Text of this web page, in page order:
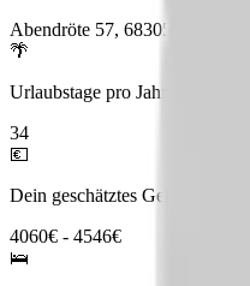
Abendröte 57, 68305 Mannheim
🌴
Urlaubstage pro Jahr
34
💶
Dein geschätztes Gehalt
4060€ - 4546€
🛌